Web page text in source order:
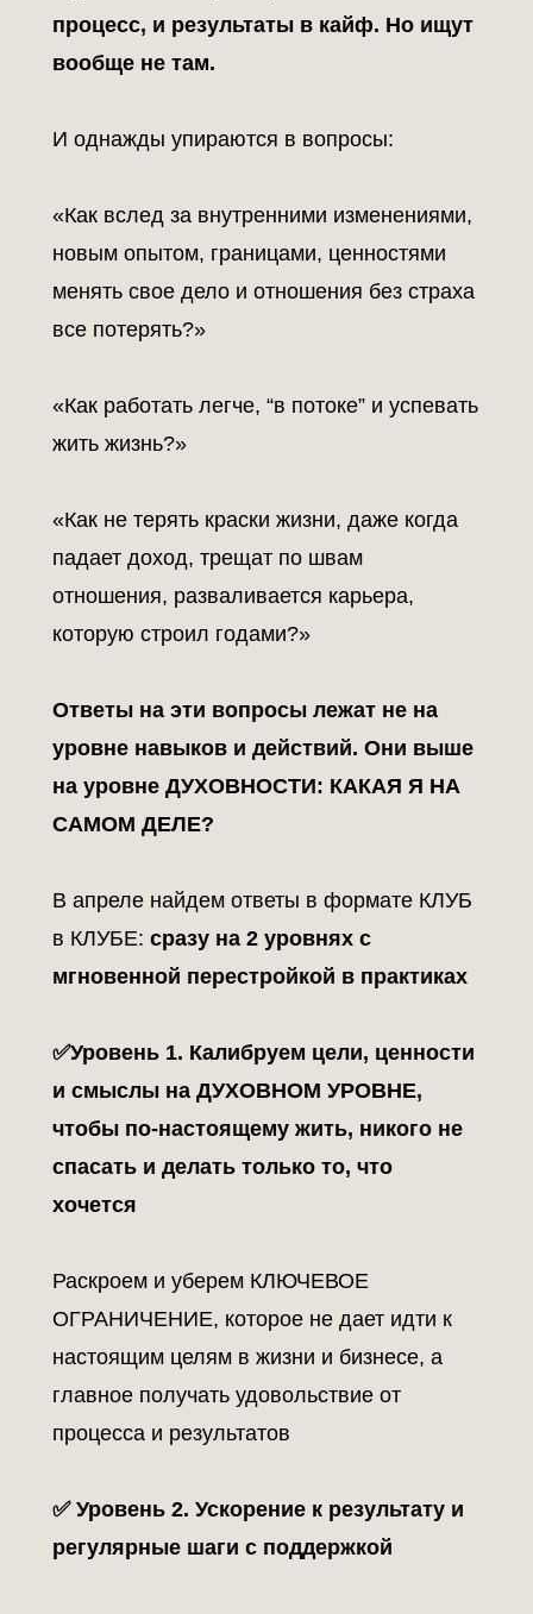
Эти акценты разберем в 5 блоках тем за 9
месяцев Клуба
процесс, и результаты в кайф. Но ищут
вообще не там.
И однажды упираются в вопросы:
«Как вслед за внутренними изменениями,
новым опытом, границами, ценностями
менять свое дело и отношения без страха
все потерять?»
«Как работать легче, “в потоке” и успевать
жить жизнь?»
«Как не терять краски жизни, даже когда
падает доход, трещат по швам
отношения, разваливается карьера,
которую строил годами?»
Ответы на эти вопросы лежат не на
уровне навыков и действий. Они выше
на уровне ДУХОВНОСТИ: КАКАЯ Я НА
САМОМ ДЕЛЕ?
В апреле найдем ответы в формате КЛУБ
в КЛУБЕ: сразу на 2 уровнях с
мгновенной перестройкой в практиках
✅Уровень 1. Калибруем цели, ценности
и смыслы на ДУХОВНОМ УРОВНЕ,
чтобы по-настоящему жить, никого не
спасать и делать только то, что
хочется
Раскроем и уберем КЛЮЧЕВОЕ
ОГРАНИЧЕНИЕ, которое не дает идти к
настоящим целям в жизни и бизнесе, а
главное получать удовольствие от
процесса и результатов
✅ Уровень 2. Ускорение к результату и
регулярные шаги с поддержкой